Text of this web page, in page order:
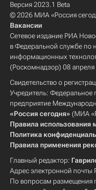
Версия 2023.1 Beta
© 2026 МИА «Россия
Вакансии
Сетевое издание РИА
в Федеральной службе по
информационных
(Роскомнадзор) 08 апреля
Свидетельство о
Учредитель: Федеральное
предприятие
«Россия сегодня» (МИА
Правила использования
Политика
Правила применения
Главный редактор:
Адрес электронной почты
По вопросам размещения